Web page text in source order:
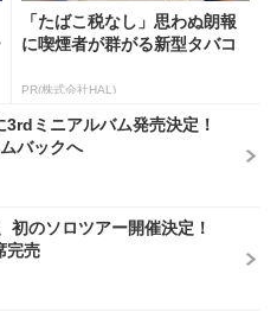
「たばこ税なし」思わぬ朗報
に喫煙者が群がる新型タバコ
PR(株式会社HAL)
ミニアルバム発売決定！
バックへ
初のソロツアー開催決定！
完売